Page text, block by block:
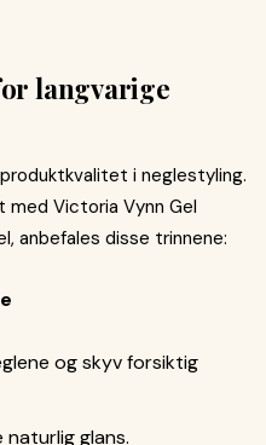
langvarige
i neglestyling.
med Victoria Vynn Gel
anbefales disse trinnene:
og skyv forsiktig
glans.